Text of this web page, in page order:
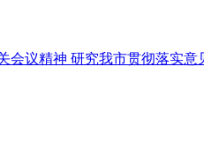
议精神 研究我市贯彻落实